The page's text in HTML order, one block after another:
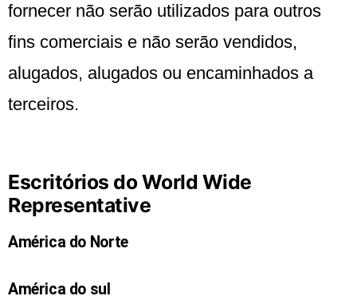
fornecer não serão utilizados para outros
fins comerciais e não serão vendidos,
alugados, alugados ou encaminhados a
terceiros.
Escritórios do World Wide
Representative
América do Norte
América do sul